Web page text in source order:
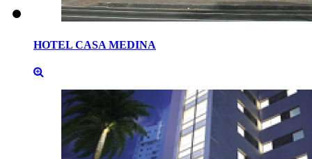
HOTEL CASA MEDINA